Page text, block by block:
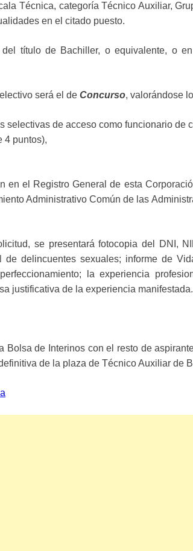
Técnica, categoría Técnico Auxiliar,
en el citado puesto.
del título de Bachiller, o equivalente, o
será el de Concurso, valorándose
selectivas de acceso como funcionario de
4 puntos),
en el Registro General de esta
Administrativo Común de las
se presentará fotocopia del DNI,
de delincuentes sexuales; informe de
la experiencia
justificativa de la experiencia manifestada.
Bolsa de Interinos con el resto de
de la plaza de Técnico Auxiliar de